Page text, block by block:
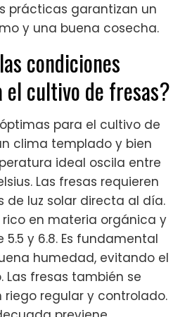
prácticas garantizan un
y una buena cosecha.
condiciones
el cultivo de fresas?
para el cultivo de
clima templado y bien
ideal oscila entre
Las fresas requieren
de luz solar directa al día.
rico en materia orgánica y
5.5 y 6.8. Es fundamental
humedad, evitando el
fresas también se
regular y controlado.